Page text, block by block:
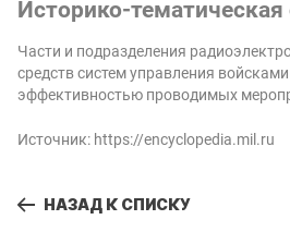
Историко-тематическая
Части и подразделения
средств систем управления
эффективностью проводимых
Источник: https://encyclopedia.mil.ru
НАЗАД К СПИСКУ